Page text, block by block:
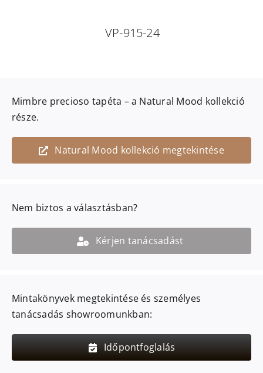
VP-915-24
Mimbre precioso tapéta – a Natural Mood kollekció
része.
Natural Mood kollekció megtekintése
Nem biztos a választásban?
Kérjen tanácsadást
Mintakönyvek megtekintése és személyes
tanácsadás showroomunkban:
Időpontfoglalás